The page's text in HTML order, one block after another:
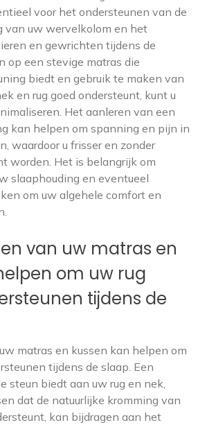
voor het ondersteunen van de
van uw wervelkolom en het
en gewrichten tijdens de
op een stevige matras die
biedt en gebruik te maken van
en rug goed ondersteunt, kunt u
Het aanleren van een
kan helpen om spanning en pijn in
waardoor u frisser en zonder
worden. Het is belangrijk om
slaaphouding en eventueel
om uw algehele comfort en
van uw matras en
om uw rug
tijdens de
matras en kussen kan helpen om
tijdens de slaap. Een
steun biedt aan uw rug en nek,
dat de natuurlijke kromming van
kan bijdragen aan het